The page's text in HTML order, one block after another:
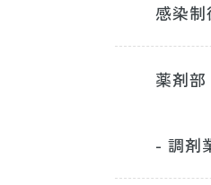
感染制
薬剤部
- 調剤